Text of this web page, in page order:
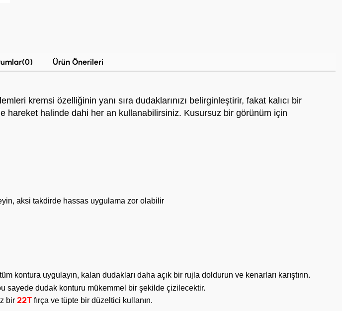
(0) Ürün Önerileri
kremsi özelliğinin yanı sıra dudaklarınızı belirginleştirir, fakat kalıcı bir
hareket halinde dahi her an kullanabilirsiniz. Kusursuz bir görünüm için
aksi takdirde hassas uygulama zor olabilir
kontura uygulayın, kalan dudakları daha açık bir rujla doldurun ve kenarları karıştırın.
sayede dudak konturu mükemmel bir şekilde çizilecektir.
bir 22T fırça ve tüpte bir düzeltici kullanın.